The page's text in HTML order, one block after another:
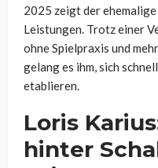
2025 zeigt der
Leistungen. Trotz einer
ohne Spielpraxis und
gelang es ihm, sich
etablieren.
Loris
hinter